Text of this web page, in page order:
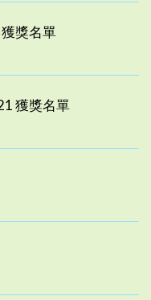
獎名單
獲獎名單